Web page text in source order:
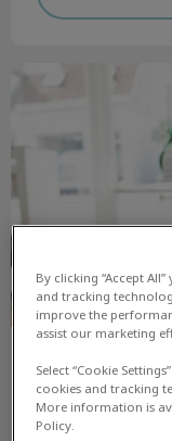
De kat en de
De kat en
Column door
By clicking “Accept
and tracking
improve the
assist our marketing
Select “Cookie
cookies and tracking
More information is
Policy.